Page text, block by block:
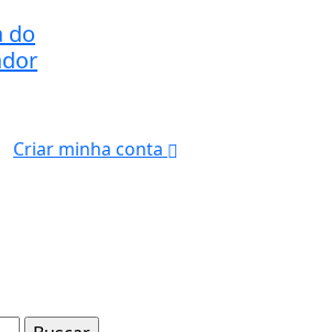
do
Criar minha conta